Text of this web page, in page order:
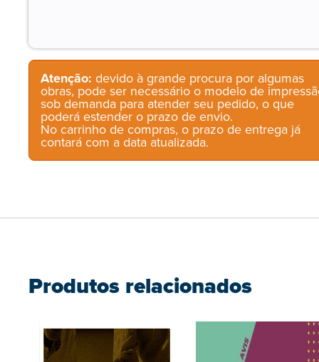
Atenção: devido à grande procura por algumas
obras, pode ser necessário o modelo de
sob demanda para atender seu pedido, o que
poderá estender o prazo de envio.
No carrinho de compras, o prazo de entrega já
contará com a data atualizada.
Produtos relacionados